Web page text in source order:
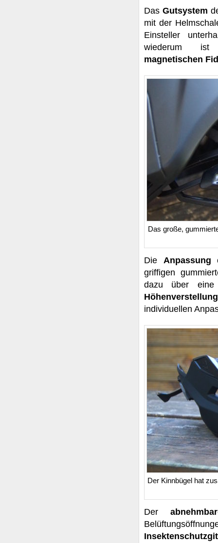
Das Gutsystem
mit der
Einsteller
wiederum ist
magnetischen
Das große,
Die
griffigen
dazu über
individuellen
Der Kinnbügel hat
Der